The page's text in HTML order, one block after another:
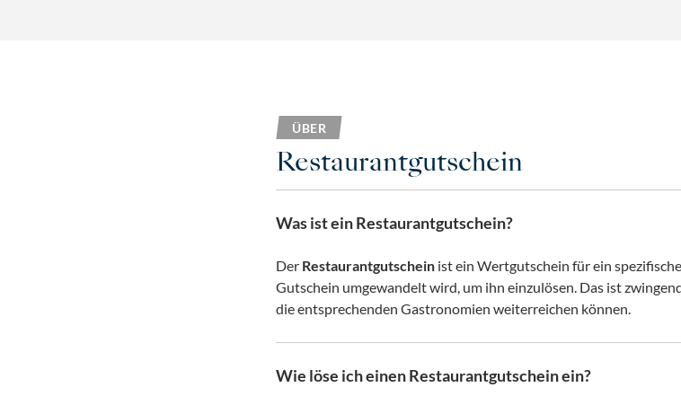
ÜBER
Restaurantgutschein
Was ist ein Restaurantgutschein?
Der Restaurantgutschein ist ein Wertgutschein für ein
Gutschein umgewandelt wird, um ihn einzulösen. Das ist
die entsprechenden Gastronomien weiterreichen können.
Wie löse ich einen Restaurantgutschein ein?